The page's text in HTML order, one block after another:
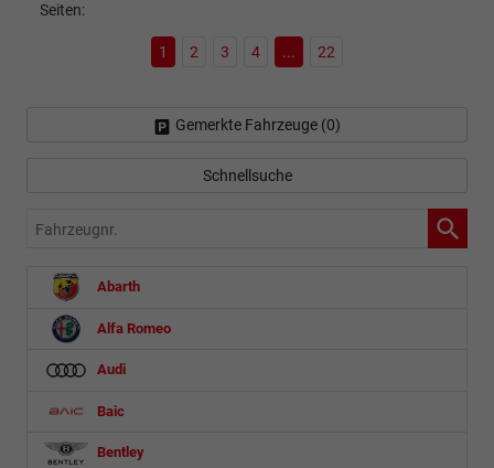
Seiten:
1 2 3 4 ... 22
Gemerkte Fahrzeuge (0)
Schnellsuche
Fahrzeugnr.
Abarth
Alfa Romeo
Audi
Baic
Bentley